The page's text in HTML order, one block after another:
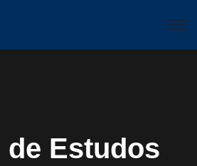
de Estudos